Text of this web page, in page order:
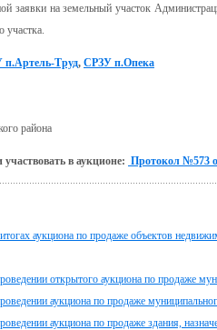
заявки на земельный участок
участка.
п.Артель-Труд, СРЗУ п.Опека
Дмитровского района
в аукционе: Протокол №573
аукциона по продаже объектов
открытого аукциона по продаже
аукциона по продаже
аукциона по продаже здания,